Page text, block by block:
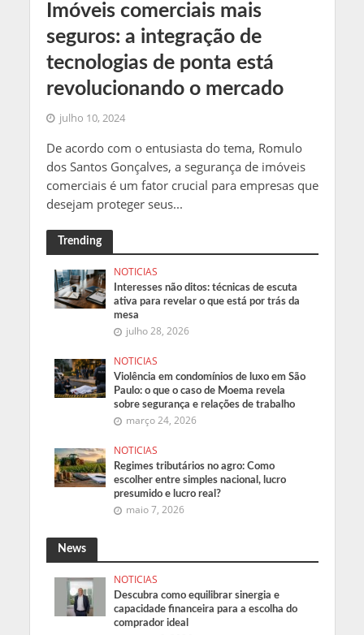
Imóveis comerciais mais
seguros: a integração de
tecnologias de ponta está
revolucionando o mercado
julho 10, 2024
De acordo com o entusiasta do tema, Romulo
dos Santos Gonçalves, a segurança de imóveis
comerciais é um fator crucial para empresas que
desejam proteger seus...
Trending
NOTICIAS
Interesses não ditos: técnicas de escuta
ativa para revelar o que está por trás da
mesa
julho 28, 2026
NOTICIAS
Violência em condomínios de luxo em São
Paulo: o que o caso de Moema revela
sobre segurança e relações de trabalho
março 24, 2026
NOTICIAS
Regimes tributários no agro: Como
escolher entre simples nacional, lucro
presumido e lucro real?
maio 7, 2026
News
NOTICIAS
Descubra como equilibrar sinergia e
capacidade financeira para a escolha do
comprador ideal